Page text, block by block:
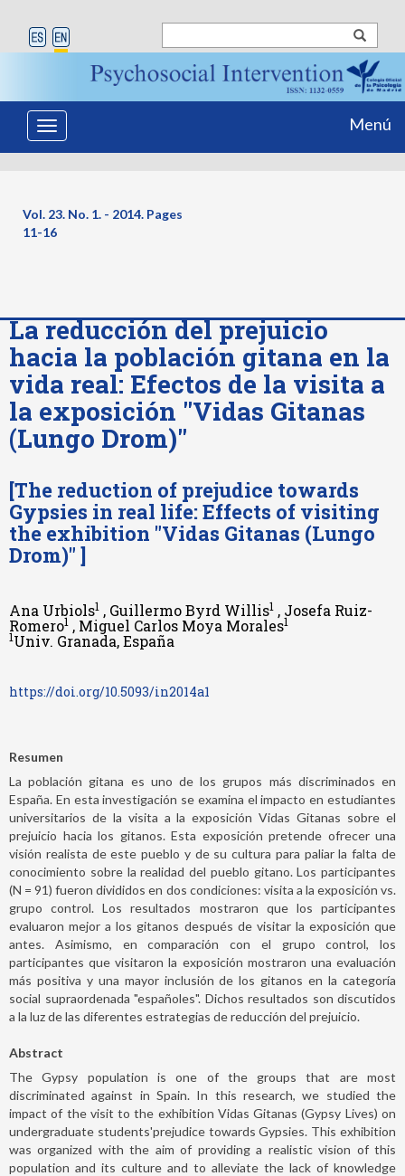
Toggle
navigation
Menú
Vol. 23. No. 1. - 2014. Pages
11-16
La reducción del prejuicio
hacia la población gitana en la
vida real: Efectos de la visita a
la exposición "Vidas Gitanas
(Lungo Drom)"
[The reduction of prejudice towards
Gypsies in real life: Effects of visiting
the exhibition "Vidas Gitanas (Lungo
Drom)" ]
Ana Urbiols1 , Guillermo Byrd Willis1 , Josefa Ruiz-
Romero1 , Miguel Carlos Moya Morales1
1Univ. Granada, España
https://doi.org/10.5093/in2014a1
Resumen
La población gitana es uno de los grupos más discriminados en
España. En esta investigación se examina el impacto en estudiantes
universitarios de la visita a la exposición Vidas Gitanas sobre el
prejuicio hacia los gitanos. Esta exposición pretende ofrecer una
visión realista de este pueblo y de su cultura para paliar la falta de
conocimiento sobre la realidad del pueblo gitano. Los participantes
(N = 91) fueron divididos en dos condiciones: visita a la exposición vs.
grupo control. Los resultados mostraron que los participantes
evaluaron mejor a los gitanos después de visitar la exposición que
antes. Asimismo, en comparación con el grupo control, los
participantes que visitaron la exposición mostraron una evaluación
más positiva y una mayor inclusión de los gitanos en la categoría
social supraordenada "españoles". Dichos resultados son discutidos
a la luz de las diferentes estrategias de reducción del prejuicio.
Abstract
The Gypsy population is one of the groups that are most
discriminated against in Spain. In this research, we studied the
impact of the visit to the exhibition Vidas Gitanas (Gypsy Lives) on
undergraduate students'prejudice towards Gypsies. This exhibition
was organized with the aim of providing a realistic vision of this
population and its culture and to alleviate the lack of knowledge